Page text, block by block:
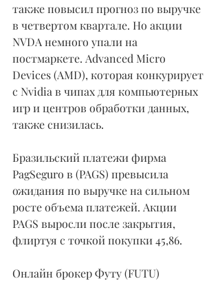
также повысил прогноз по выручке
в четвертом квартале. Но акции
NVDA немного упали на
постмаркете. Advanced Micro
Devices (AMD), которая конкурирует
с Nvidia в чипах для компьютерных
игр и центров обработки данных,
также снизилась.
Бразильский платежи фирма
PagSeguro в (PAGS) превысила
ожидания по выручке на сильном
росте объема платежей. Акции
PAGS выросли после закрытия,
флиртуя с точкой покупки 45,86.
Онлайн брокер Футу (FUTU)